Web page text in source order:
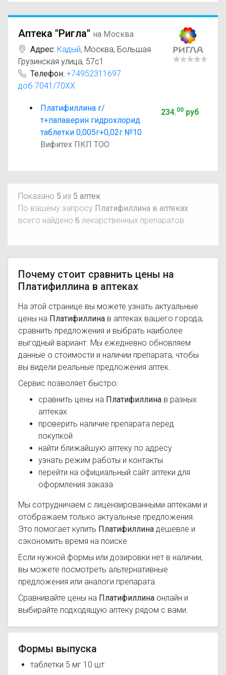
Аптека "Ригла" на Москва
Адрес: Кадый, Москва, Большая
Грузинская улица, 57с1
Телефон: +74952311697
доб.7041/70XX
Платифиллина г/
т+папаверин гидрохлорид
таблетки 0,005г+0,02г №10
Вифитех ПКП ТОО
234.00руб
Показано 5 из 5 аптек
По вашему запросу Платифиллина в аптеках
всего найдено 6 лекарственных препаратов
Почему стоит сравнить цены на
Платифиллина в аптеках
На этой странице вы можете узнать актуальные
цены на Платифиллина в аптеках вашего города,
сравнить предложения и выбрать наиболее
выгодный вариант. Мы ежедневно обновляем
данные о стоимости и наличии препарата, чтобы
вы видели реальные предложения аптек.
Сервис позволяет быстро:
сравнить цены на Платифиллина в разных
аптеках
проверить наличие препарата перед
покупкой
найти ближайшую аптеку по адресу
узнать режим работы и контакты
перейти на официальный сайт аптеки для
оформления заказа
Мы сотрудничаем с лицензированными аптеками и
отображаем только актуальные предложения.
Это помогает купить Платифиллина дешевле и
сэкономить время на поиске.
Если нужной формы или дозировки нет в наличии,
вы можете посмотреть альтернативные
предложения или аналоги препарата.
Сравнивайте цены на Платифиллина онлайн и
выбирайте подходящую аптеку рядом с вами.
Формы выпуска
таблетки 5 мг 10 шт